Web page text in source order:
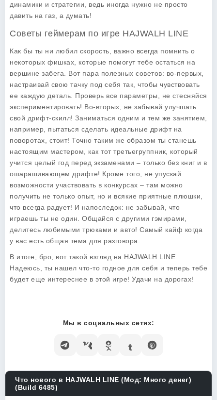
динамики и стратегии, ведь иногда нужно не просто
давить на газ, а думать!
Советы геймерам по игре HAJWALH LINE
Как бы ты ни любил скорость, важно всегда помнить о
некоторых фишках, которые помогут тебе остаться на
вершине забега. Вот пара полезных советов: во-первых,
настраивай свою тачку под себя так, чтобы чувствовать
ее каждую деталь. Проверь все параметры, не стесняйся
экспериментировать! Во-вторых, не забывай улучшать
свой дрифт-скилл! Заниматься одним и тем же занятием,
например, пытаться сделать идеальные дрифт на
поворотах, стоит! Точно таким же образом ты станешь
настоящим мастером, как тот третьегруппник, который
учится целый год перед экзаменами – только без книг и в
ошарашивающем дрифте! Кроме того, не упускай
возможности участвовать в конкурсах – там можно
получить не только опыт, но и всякие приятные плюшки,
что всегда радует! И напоследок: не забывай, что
играешь ты не один. Общайся с другими гэмирами,
делитесь любимыми трюками и авто! Самый кайф когда
у вас есть общая тема для разговора.
В итоге, бро, вот такой взгляд на HAJWALH LINE.
Надеюсь, ты нашел что-то годное для себя и теперь тебе
будет еще интереснее в этой игре! Удачи на дорогах!
Мы в социальных сетях:
Что нового в HAJWALH LINE (Мод: Много денег)
(Build 6485)